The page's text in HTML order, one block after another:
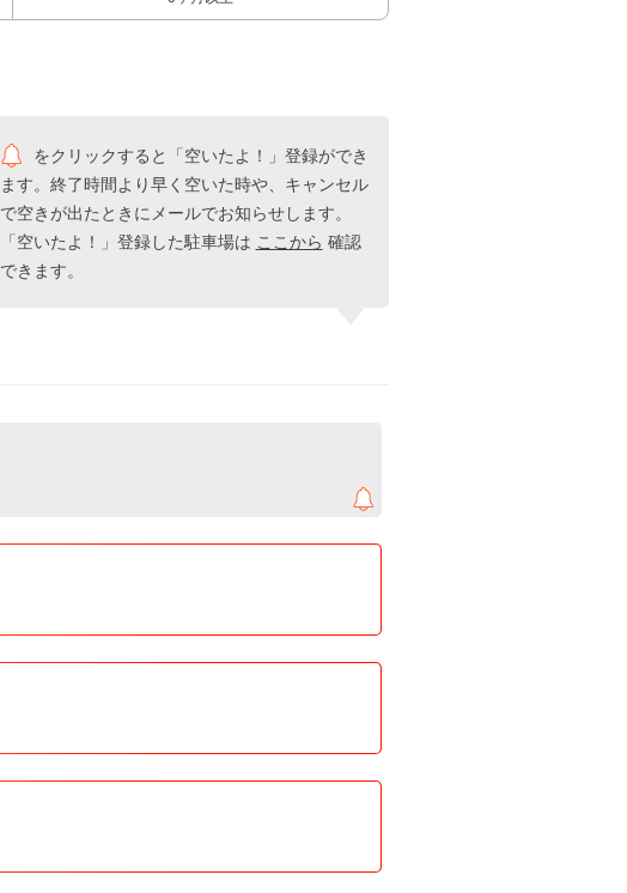
をクリックすると「空いたよ！」登録ができ
ます。終了時間より早く空いた時や、キャンセル
で空きが出たときにメールでお知らせします。
「空いたよ！」登録した駐車場は ここから 確認
できます。